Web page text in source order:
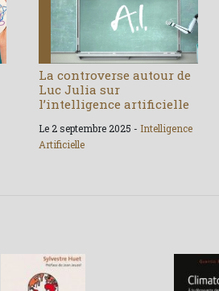
La controverse autour de
Luc Julia sur
l’intelligence artificielle
Le 2 septembre 2025 - Intelligence
Artificielle